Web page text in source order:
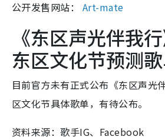
公开发售网站： Art-mate
《东区声光伴我
东区文化节预测
目前官方未有正式公布《东区声光
区文化节具体歌单，有待公布。
资料来源：歌手IG、Facebook